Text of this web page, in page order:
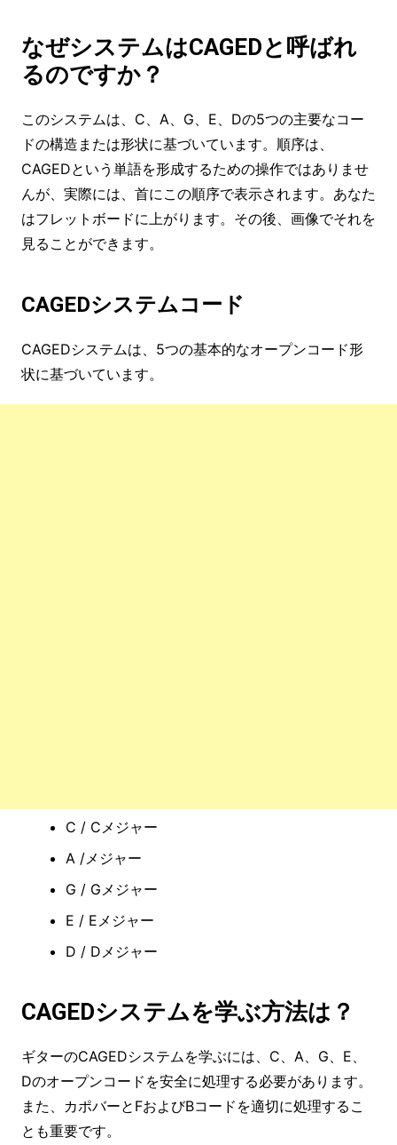
なぜシステムはCAGEDと呼ばれ
るのですか？
このシステムは、C、A、G、E、Dの5つの主要なコー
ドの構造または形状に基づいています。順序は、
CAGEDという単語を形成するための操作ではありませ
んが、実際には、首にこの順序で表示されます。あなた
はフレットボードに上がります。その後、画像でそれを
見ることができます。
CAGEDシステムコード
CAGEDシステムは、5つの基本的なオープンコード形
状に基づいています。
C / Cメジャー
A /メジャー
G / Gメジャー
E / Eメジャー
D / Dメジャー
CAGEDシステムを学ぶ方法は？
ギターのCAGEDシステムを学ぶには、C、A、G、E、
Dのオープンコードを安全に処理する必要があります。
また、カポバーとFおよびBコードを適切に処理するこ
とも重要です。